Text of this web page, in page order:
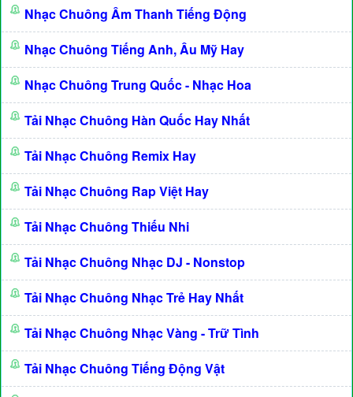
Nhạc Chuông Âm Thanh Tiếng Động
Nhạc Chuông Tiếng Anh, Âu Mỹ Hay
Nhạc Chuông Trung Quốc - Nhạc Hoa
Tải Nhạc Chuông Hàn Quốc Hay Nhất
Tải Nhạc Chuông Remix Hay
Tải Nhạc Chuông Rap Việt Hay
Tải Nhạc Chuông Thiếu Nhi
Tải Nhạc Chuông Nhạc DJ - Nonstop
Tải Nhạc Chuông Nhạc Trẻ Hay Nhất
Tải Nhạc Chuông Nhạc Vàng - Trữ Tình
Tải Nhạc Chuông Tiếng Động Vật